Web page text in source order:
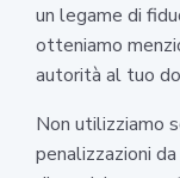
un legame di
otteniamo
autorità al tuo
Non utilizziamo
penalizzazioni